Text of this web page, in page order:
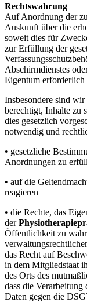
Rechtswahrung
Auf Anordnung der
Auskunft über die
soweit dies für
zur Erfüllung der
Abschirmdienstes
Eigentum erforderlich
Insbesondere sind
berechtigt, Inhalte zu
dies gesetzlich
notwendig und
• gesetzliche
Anordnungen zu
• auf die
reagieren
• die Rechte, das
der
Öffentlichkeit zu
das Recht auf
in dem Mitgliedstaat
des Orts des
dass die Verarbeitung
Daten gegen die